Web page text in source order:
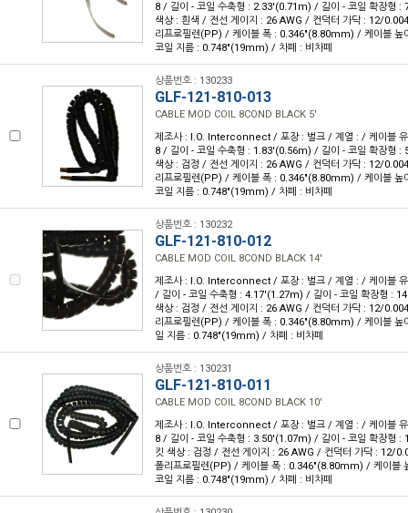
8 / 길이 - 코일 수축형 : 2.33'(0.71m) / 길이 - 코일 확장형
색상 : 흰색 / 전선 게이지 : 26 AWG / 컨덕터 가닥 : 12/
리프로필렌(PP) / 케이블 폭 : 0.346"(8.80mm) / 케이블
코일 지름 : 0.748"(19mm) / 차폐 : 비차폐
상품번호 : 130233
GLF-121-810-013
CABLE MOD COIL 8COND BLACK 5'
제조사 : I.O. Interconnect / 포장 : 벌크 / 계열 : / 케이블
8 / 길이 - 코일 수축형 : 1.83'(0.56m) / 길이 - 코일 확장형
색상 : 검정 / 전선 게이지 : 26 AWG / 컨덕터 가닥 : 12/
리프로필렌(PP) / 케이블 폭 : 0.346"(8.80mm) / 케이블
코일 지름 : 0.748"(19mm) / 차폐 : 비차폐
상품번호 : 130232
GLF-121-810-012
CABLE MOD COIL 8COND BLACK 14'
제조사 : I.O. Interconnect / 포장 : 벌크 / 계열 : / 케이블
/ 길이 - 코일 수축형 : 4.17'(1.27m) / 길이 - 코일 확장형 :
색상 : 검정 / 전선 게이지 : 26 AWG / 컨덕터 가닥 : 12/
리프로필렌(PP) / 케이블 폭 : 0.346"(8.80mm) / 케이블
일 지름 : 0.748"(19mm) / 차폐 : 비차폐
상품번호 : 130231
GLF-121-810-011
CABLE MOD COIL 8COND BLACK 10'
제조사 : I.O. Interconnect / 포장 : 벌크 / 계열 : / 케이블
8 / 길이 - 코일 수축형 : 3.50'(1.07m) / 길이 - 코일 확장형
킷 색상 : 검정 / 전선 게이지 : 26 AWG / 컨덕터 가닥 : 12/
폴리프로필렌(PP) / 케이블 폭 : 0.346"(8.80mm) / 케이
코일 지름 : 0.748"(19mm) / 차폐 : 비차폐